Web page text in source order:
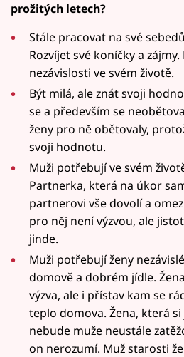
prožitých letech?
Stále pracovat na své
Rozvíjet své koníčky a
nezávislosti ve svém životě.
Být milá, ale znát svoji
se a především se
ženy pro ně obětovaly,
svoji hodnotu.
Muži potřebují ve svém
Partnerka, která na úkor
partnerovi vše dovolí a
pro něj není výzvou, ale
jinde.
Muži potřebují ženy
domově a dobrém jídle.
výzva, ale i přístav kam se
teplo domova. Žena, která
nebude muže neustále
on nerozumí. Muž starosti